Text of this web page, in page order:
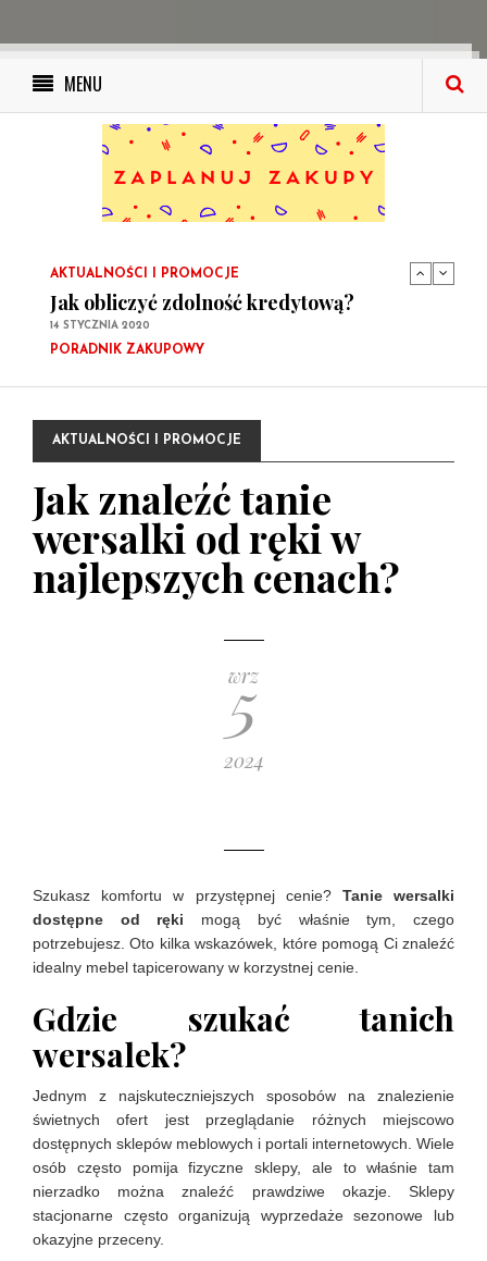
MENU
PORADNIK ZAKUPOWY
Ile wynosi podatek od kupna
samochodowego i kto musi go zapłacić?
14 STYCZNIA 2020
PORADNIK ZAKUPOWY
Kupujemy elektronikę i sprzęt AGD: Twój
poradnik zakupowy
AKTUALNOŚCI I PROMOCJE
Jak obliczyć zdolność kredytową?
14 STYCZNIA 2020
PORADNIK ZAKUPOWY
14 STYCZNIA 2020
PORADNIK ZAKUPOWY
Kupujemy elektronikę i sprzęt AGD: Twój
poradnik zakupowy
AKTUALNOŚCI I PROMOCJE
Jak znaleźć tanie
wersalki od ręki w
najlepszych cenach?
wrz
5
2024
Szukasz komfortu w przystępnej cenie? Tanie wersalki
dostępne od ręki mogą być właśnie tym, czego
potrzebujesz. Oto kilka wskazówek, które pomogą Ci znaleźć
idealny mebel tapicerowany w korzystnej cenie.
Gdzie szukać tanich
wersalek?
Jednym z najskuteczniejszych sposobów na znalezienie
świetnych ofert jest przeglądanie różnych miejscowo
dostępnych sklepów meblowych i portali internetowych. Wiele
osób często pomija fizyczne sklepy, ale to właśnie tam
nierzadko można znaleźć prawdziwe okazje. Sklepy
stacjonarne często organizują wyprzedaże sezonowe lub
okazyjne przeceny.